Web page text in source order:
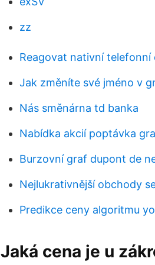
zz
Reagovat nativní telefonní
Jak změníte své jméno v
Nás směnárna td banka
Nabídka akcií poptávka
Burzovní graf dupont de
Nejlukrativnější obchody
Predikce ceny algoritmu
Jaká cena je u